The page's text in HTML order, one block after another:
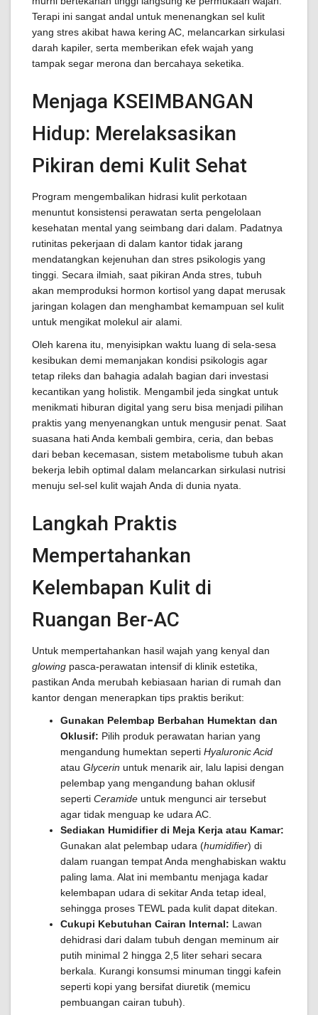
Terapi ini sangat andal untuk menenangkan sel kulit
yang stres akibat hawa kering AC, melancarkan sirkulasi
darah kapiler, serta memberikan efek wajah yang
tampak segar merona dan bercahaya seketika.
Menjaga KSEIMBANGAN
Hidup: Merelaksasikan
Pikiran demi Kulit Sehat
Program mengembalikan hidrasi kulit perkotaan
menuntut konsistensi perawatan serta pengelolaan
kesehatan mental yang seimbang dari dalam. Padatnya
rutinitas pekerjaan di dalam kantor tidak jarang
mendatangkan kejenuhan dan stres psikologis yang
tinggi. Secara ilmiah, saat pikiran Anda stres, tubuh
akan memproduksi hormon kortisol yang dapat merusak
jaringan kolagen dan menghambat kemampuan sel kulit
untuk mengikat molekul air alami.
Oleh karena itu, menyisipkan waktu luang di sela-sesa
kesibukan demi memanjakan kondisi psikologis agar
tetap rileks dan bahagia adalah bagian dari investasi
kecantikan yang holistik. Mengambil jeda singkat untuk
menikmati hiburan digital yang seru bisa menjadi pilihan
praktis yang menyenangkan untuk mengusir penat. Saat
suasana hati Anda kembali gembira, ceria, dan bebas
dari beban kecemasan, sistem metabolisme tubuh akan
bekerja lebih optimal dalam melancarkan sirkulasi nutrisi
menuju sel-sel kulit wajah Anda di dunia nyata.
Langkah Praktis
Mempertahankan
Kelembapan Kulit di
Ruangan Ber-AC
Untuk mempertahankan hasil wajah yang kenyal dan
glowing pasca-perawatan intensif di klinik estetika,
pastikan Anda merubah kebiasaan harian di rumah dan
kantor dengan menerapkan tips praktis berikut:
Gunakan Pelembap Berbahan Humektan dan
Oklusif: Pilih produk perawatan harian yang
mengandung humektan seperti Hyaluronic Acid
atau Glycerin untuk menarik air, lalu lapisi dengan
pelembap yang mengandung bahan oklusif
seperti Ceramide untuk mengunci air tersebut
agar tidak menguap ke udara AC.
Sediakan Humidifier di Meja Kerja atau Kamar:
Gunakan alat pelembap udara (humidifier) di
dalam ruangan tempat Anda menghabiskan waktu
paling lama. Alat ini membantu menjaga kadar
kelembapan udara di sekitar Anda tetap ideal,
sehingga proses TEWL pada kulit dapat ditekan.
Cukupi Kebutuhan Cairan Internal: Lawan
dehidrasi dari dalam tubuh dengan meminum air
putih minimal 2 hingga 2,5 liter sehari secara
berkala. Kurangi konsumsi minuman tinggi kafein
seperti kopi yang bersifat diuretik (memicu
pembuangan cairan tubuh).